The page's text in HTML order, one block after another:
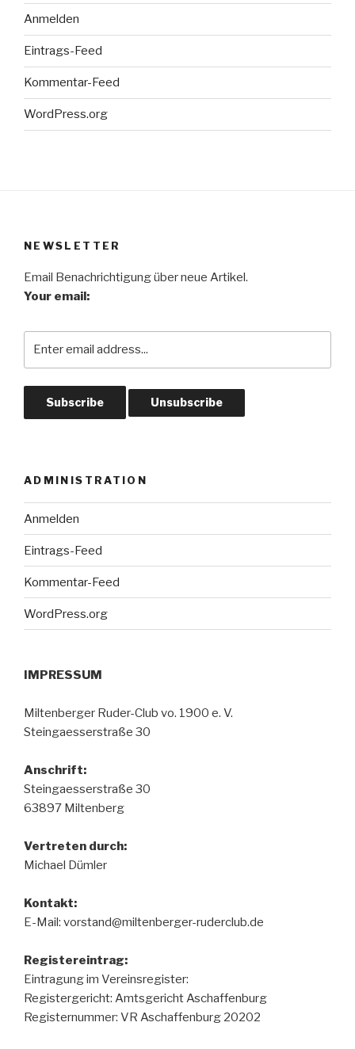
Anmelden
Eintrags-Feed
Kommentar-Feed
WordPress.org
NEWSLETTER
Email Benachrichtigung über neue Artikel.
Your email:
ADMINISTRATION
Anmelden
Eintrags-Feed
Kommentar-Feed
WordPress.org
IMPRESSUM
Miltenberger Ruder-Club vo. 1900 e. V.
Steingaesserstraße 30
Anschrift:
Steingaesserstraße 30
63897 Miltenberg
Vertreten durch:
Michael Dümler
Kontakt:
E-Mail: vorstand@miltenberger-ruderclub.de
Registereintrag:
Eintragung im Vereinsregister:
Registergericht: Amtsgericht Aschaffenburg
Registernummer: VR Aschaffenburg 20202